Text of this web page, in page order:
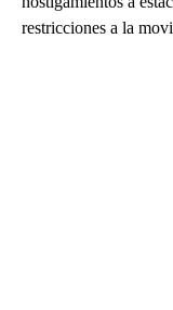
restricciones a la